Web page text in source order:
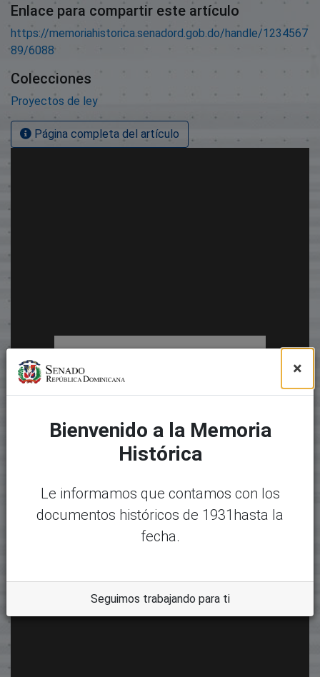
Enlace para compartir este artículo
https://memoriahistorica.senadord.gob.do/handle/1234567
89/6088
Colecciones
Proyectos de ley
Página completa del artículo
×
Bienvenido a la Memoria
Histórica
Le informamos que contamos con los
documentos históricos de 1931hasta la
fecha.
Seguimos trabajando para ti